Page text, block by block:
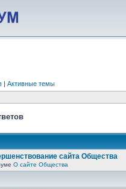
| Активные темы
сайта Общества
О сайте Общества